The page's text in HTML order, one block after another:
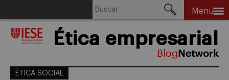
Menu
Ética empresarial
ÉTICA SOCIAL